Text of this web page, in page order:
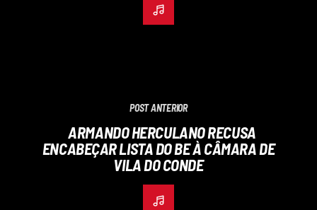
POST ANTERIOR
ARMANDO HERCULANO RECUSA
ENCABEÇAR LISTA DO BE À CÂMARA DE
VILA DO CONDE